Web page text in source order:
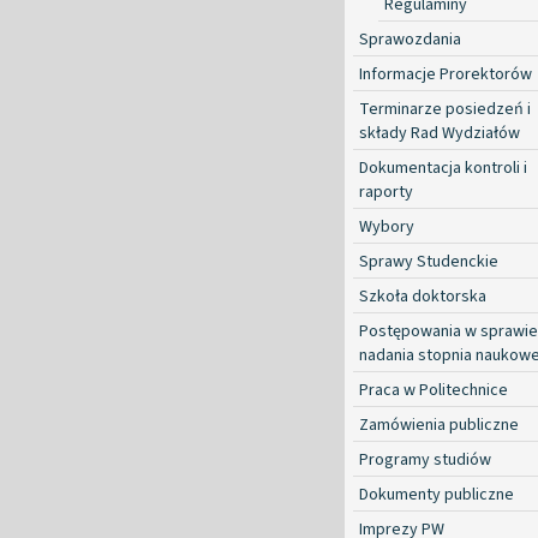
Sprawozdania
Informacje Prorektorów
Terminarze posiedzeń i
składy Rad Wydziałów
Dokumentacja kontroli i
raporty
Wybory
Sprawy Studenckie
Szkoła doktorska
Postępowania w sprawie
nadania stopnia
Praca w Politechnice
Zamówienia publiczne
Programy studiów
Dokumenty publiczne
Imprezy PW